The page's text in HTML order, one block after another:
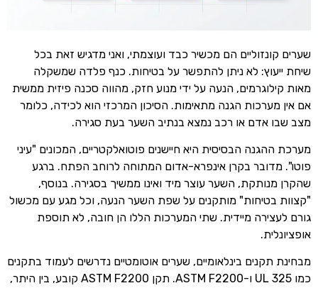
שערים קונזוליים הם מכשיר כבד ועוצמתי, ואני מדגיש זאת בכל
שיחת ייעוץ: לא ניתן להתפשר על בטיחות. כנף פלדה שמשקלה
מאות קילוגרמים, הנעה על ידי מנוע חזק, מהווה סכנה פיזית ממשית
אם אין מערכות הגנה מתאימות. הסיכון המרכזי הוא לכידה, כלומר
מצב שבו אדם או רכב נמצא בנתיב השער בעת סגירה.
מערכת ההגנה הבסיסית היא חיישנים פוטואלקטריים, המכונים "עיני
פוטו". מדובר בקרן אינפרא-אדום המתוחה לרוחב הפתח. ברגע
שהקרן מנותקת, השער עוצר מיד ואינו ממשיך בסגירה. בנוסף,
"קצוות בטיחות" מותקנים על שפת השער הנעה, וכל מגע עם מכשול
גורם לעצירה מיידית. שתי המערכות הללו הן חובה, לא תוספת
אופציונלית.
מבחינת תקנים בינלאומיים, שערים אוטומטיים נדרשים לעמוד בתקנים
כמו UL 325 ו-ASTM F2200. תקן ASTM F2200 קובע, בין היתר,